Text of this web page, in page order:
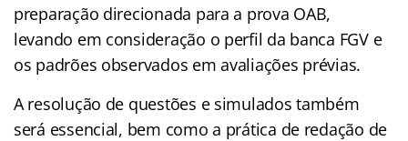
preparação direcionada para a prova OAB,
levando em consideração o perfil da banca FGV e
os padrões observados em avaliações prévias.
A resolução de questões e simulados também
será essencial, bem como a prática de redação de